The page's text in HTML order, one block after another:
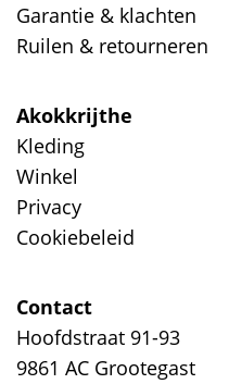
Garantie & klachten
Ruilen & retourneren
Akokkrijthe
Kleding
Winkel
Privacy
Cookiebeleid
Contact
Hoofdstraat 91-93
9861 AC Grootegast